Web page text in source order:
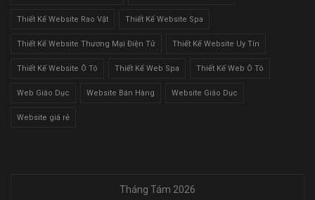
Thiết Kế Website Rao Vặt Thiết Kế Website Spa
Thiết Kế Website Thương Mại Điện Tử Thiết Kế Website Uy Tín
Thiết Kế Website Ô Tô Thiết Kế Web Spa Thiết Kế Web Ô Tô
Web Giáo Dục Website Bán Hàng Website Giáo Dục
Website giá rẻ
Tháng Tám 2026